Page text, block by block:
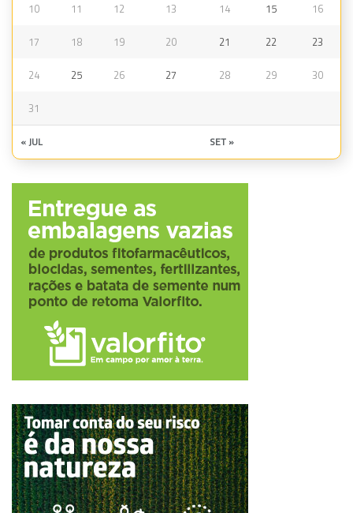
10 11 12 13 14 15 16
17 18 19 20 21 22 23
24 25 26 27 28 29 30
31
« JUL SET »